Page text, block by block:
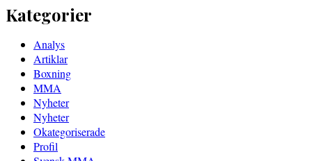
Kategorier
Analys
Artiklar
Boxning
MMA
Nyheter
Nyheter
Okategoriserade
Profil